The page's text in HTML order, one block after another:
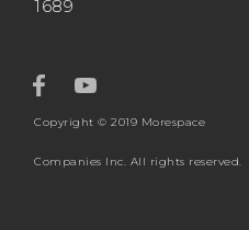
1689
Copyright © 2019 Morespace
Companies Inc. All rights reserved.